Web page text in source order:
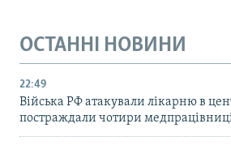
ОСТАННІ НОВИНИ
22:49
Війська РФ атакували лікарню в
постраждали чотири